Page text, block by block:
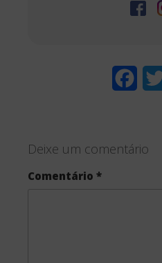
e
Deixe um comentário
Comentário *